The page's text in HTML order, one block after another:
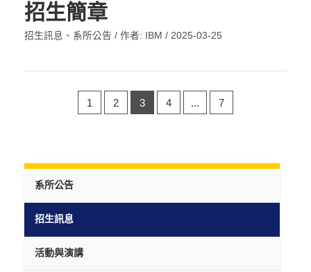
系所公告
招生訊息
活動與演講
招生簡章
招生訊息 、 系所公告 / 作者: IBM / 2025-03-25
1 2 3 4 ... 7